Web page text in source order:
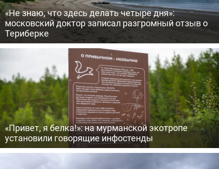
«Не знаю, что здесь делать четыре дня»:
московский доктор записал разгромный отзыв о
Териберке
«Привет, я белка!»: на мурманской экотропе
установили говорящие инфостенды